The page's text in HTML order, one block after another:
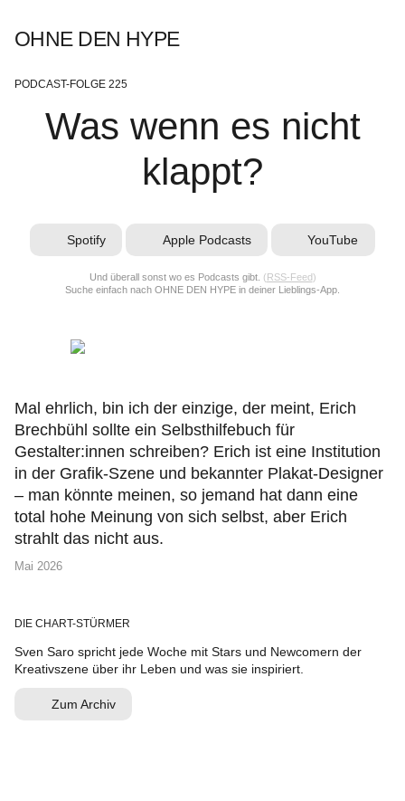
OHNE DEN HYPE
PODCAST-FOLGE 225
Was wenn es nicht
klappt?
Spotify Apple Podcasts YouTube
Und überall sonst wo es Podcasts gibt. ( RSS-Feed)
Suche einfach nach OHNE DEN HYPE in deiner Lieblings-App.
Mal ehrlich, bin ich der einzige, der meint, Erich
Brechbühl sollte ein Selbsthilfebuch für
Gestalter:innen schreiben? Erich ist eine Institution
in der Grafik-Szene und bekannter Plakat-Designer
– man könnte meinen, so jemand hat dann eine
total hohe Meinung von sich selbst, aber Erich
strahlt das nicht aus.
Mai 2026
DIE CHART-STÜRMER
Sven Saro spricht jede Woche mit Stars und Newcomern der
Kreativszene über ihr Leben und was sie inspiriert.
Zum Archiv